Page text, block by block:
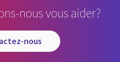
nous vous aider?
nous